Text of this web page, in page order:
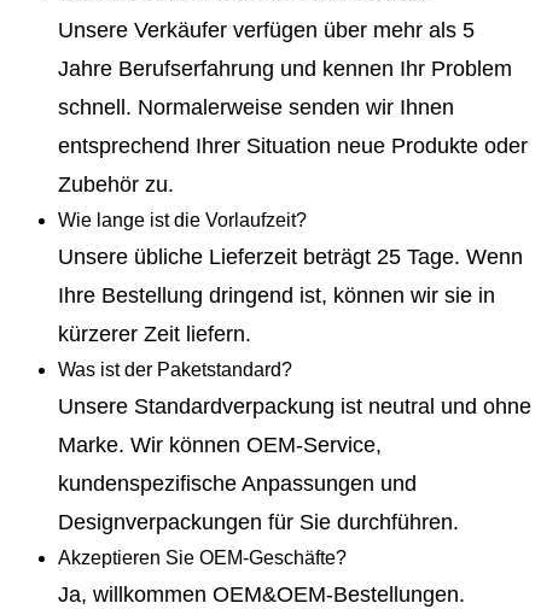
Unsere Verkäufer verfügen über mehr als 5
Jahre Berufserfahrung und kennen Ihr Problem
schnell. Normalerweise senden wir Ihnen
entsprechend Ihrer Situation neue Produkte oder
Zubehör zu.
Wie lange ist die Vorlaufzeit?
Unsere übliche Lieferzeit beträgt 25 Tage. Wenn
Ihre Bestellung dringend ist, können wir sie in
kürzerer Zeit liefern.
Was ist der Paketstandard?
Unsere Standardverpackung ist neutral und ohne
Marke. Wir können OEM-Service,
kundenspezifische Anpassungen und
Designverpackungen für Sie durchführen.
Akzeptieren Sie OEM-Geschäfte?
Ja, willkommen OEM&OEM-Bestellungen.